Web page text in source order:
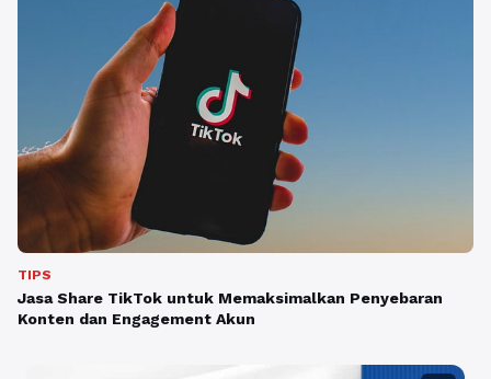
TIPS
Jasa Share TikTok untuk Memaksimalkan Penyebaran
Konten dan Engagement Akun